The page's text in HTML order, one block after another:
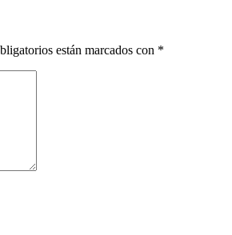
están marcados con *